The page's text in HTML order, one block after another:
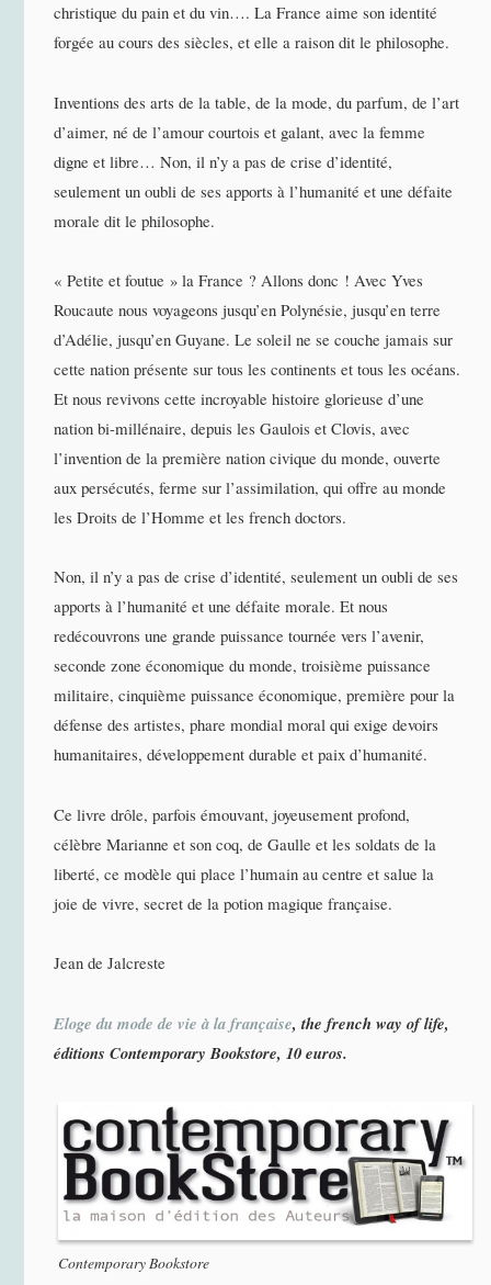
christique du pain et du vin…. La France aime son identité
forgée au cours des siècles, et elle a raison dit le philosophe.
Inventions des arts de la table, de la mode, du parfum, de l’art
d’aimer, né de l’amour courtois et galant, avec la femme
digne et libre… Non, il n’y a pas de crise d’identité,
seulement un oubli de ses apports à l’humanité et une défaite
morale dit le philosophe.
« Petite et foutue » la France ? Allons donc ! Avec Yves
Roucaute nous voyageons jusqu’en Polynésie, jusqu’en terre
d’Adélie, jusqu’en Guyane. Le soleil ne se couche jamais sur
cette nation présente sur tous les continents et tous les océans.
Et nous revivons cette incroyable histoire glorieuse d’une
nation bi-millénaire, depuis les Gaulois et Clovis, avec
l’invention de la première nation civique du monde, ouverte
aux persécutés, ferme sur l’assimilation, qui offre au monde
les Droits de l’Homme et les french doctors.
Non, il n’y a pas de crise d’identité, seulement un oubli de ses
apports à l’humanité et une défaite morale. Et nous
redécouvrons une grande puissance tournée vers l’avenir,
seconde zone économique du monde, troisième puissance
militaire, cinquième puissance économique, première pour la
défense des artistes, phare mondial moral qui exige devoirs
humanitaires, développement durable et paix d’humanité.
Ce livre drôle, parfois émouvant, joyeusement profond,
célèbre Marianne et son coq, de Gaulle et les soldats de la
liberté, ce modèle qui place l’humain au centre et salue la
joie de vivre, secret de la potion magique française.
Jean de Jalcreste
Eloge du mode de vie à la française, the french way of life,
éditions Contemporary Bookstore, 10 euros.
Contemporary Bookstore